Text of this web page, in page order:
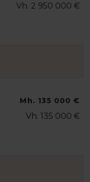
Vh. 2 950 000 €
Mh. 135 000 €
Vh. 135 000 €